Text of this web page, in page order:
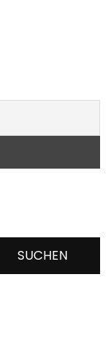
SUCHEN